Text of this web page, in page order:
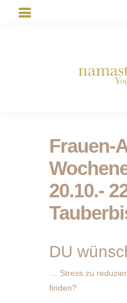
Frauen-
20.10.-
DU
… Stress zu
finden?